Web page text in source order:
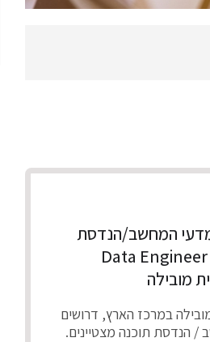
מדעי המחשב/הנדסת
תוכנה למשרת Data Engineer
מובילה
במרכז הארץ, דרושים
/ הנדסת תוכנה מצטיינים.